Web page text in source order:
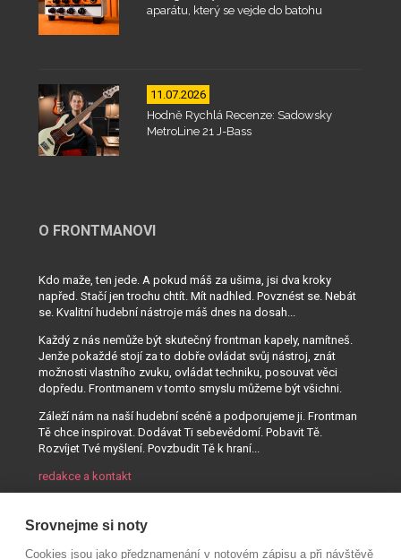
aparátu, který se vejde do batohu
11.07.2026
Hodně Rychlá Recenze: Sadowsky
MetroLine 21 J-Bass
O FRONTMANOVI
Kdo maže, ten jede. A pokud máš za ušima, jsi dva kroky
napřed. Stačí jen trochu chtít. Mít nadhled. Povznést se. Nebát
se. Kvalitní hudební nástroje máš dnes na dosah...
Každý z nás nemůže být skutečný frontman kapely, namítneš.
Jenže pokaždé stojí za to dobře ovládat svůj nástroj, znát
možnosti vlastního zvuku, ovládat techniku, posouvat věci
dopředu. Frontmanem v tomto smyslu můžeme být všichni.
Záleží nám na naší hudební scéně a podporujeme ji. Frontman
Tě chce inspirovat. Dodávat Ti sebevědomí. Pobavit Tě.
Rozvíjet Tvé myšlení. Povzbudit Tě k hraní...
redakce a kontakt
Srovnejme si noty
Cookies jsou jako předznamenání v notovém zápisu a při návštěvě